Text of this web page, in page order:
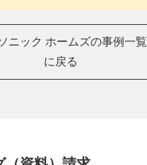
ニック ホームズの事例一覧
に戻る